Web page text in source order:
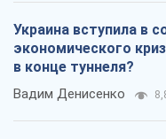
Украина вступила в
экономического
в конце туннеля?
Вадим Денисенко